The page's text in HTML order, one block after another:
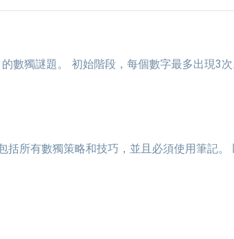
括所有數獨策略和技巧，並且必須使用筆記